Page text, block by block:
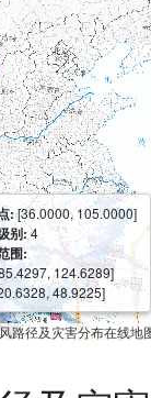
:[36.0000, 105.0000]
别:4
围:
124.6289]
48.9225]
路径及灾害分布在线地